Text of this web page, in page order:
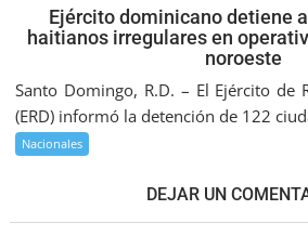
Ejército dominicano detiene
haitianos irregulares en
noroeste
Santo Domingo, R.D. – El Ejército de
(ERD) informó la detención de 122
Nacionales
DEJAR UN